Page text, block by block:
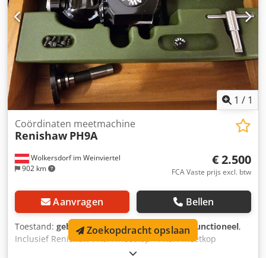
1 / 1
Wolkersdorf im Weinviertel
902 km
Coördinaten meetmachine
Renishaw PH9A
€ 2.500
FCA Vaste prijs excl. btw
Aanvragen Bellen
Toestand: gebruikt, Functionaliteit:volledig functioneel,
Inclusief Renishaw PH9A-meetkop - PH9A-meetkop
optioneel Crsdpfewpq E Aox Ahmef - PAA1 of andere -
Zoekopdracht opslaan